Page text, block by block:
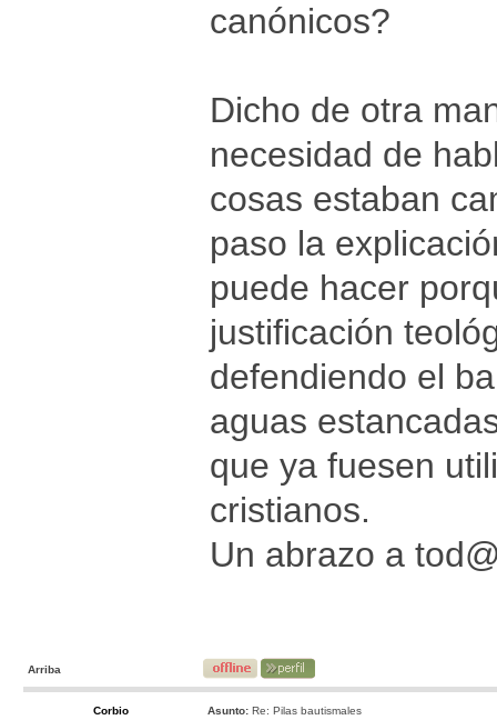
canónicos?
Dicho de otra
necesidad de
cosas estaban
paso la
puede hacer
justificación
defendiendo el
aguas
que ya fuesen
cristianos.
Un abrazo a
Arriba
Corbio Asunto: Re: Pilas bautismales